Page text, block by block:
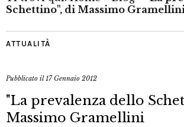
Schettino", di Massimo
ATTUALITÀ
Pubblicato il17 Gennaio 2012
"La prevalenza dello
Massimo Gramellini